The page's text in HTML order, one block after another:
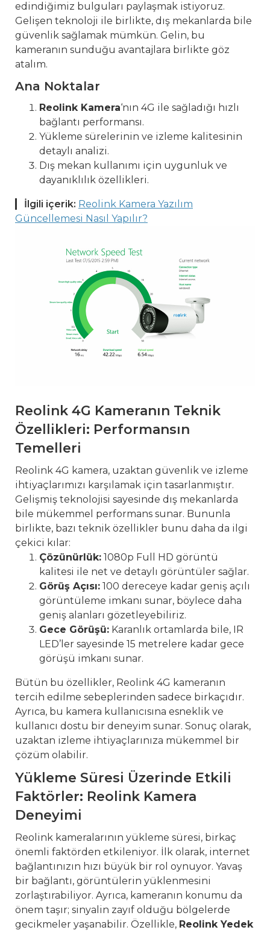
edindiğimiz bulguları paylaşmak istiyoruz.
Gelişen teknoloji ile birlikte, dış mekanlarda bile
güvenlik sağlamak mümkün. Gelin, bu
kameranın sunduğu avantajlara birlikte göz
atalım.
Ana Noktalar
Reolink Kamera‘nın 4G ile sağladığı hızlı
bağlantı performansı.
Yükleme sürelerinin ve izleme kalitesinin
detaylı analizi.
Dış mekan kullanımı için uygunluk ve
dayanıklılık özellikleri.
İlgili içerik: Reolink Kamera Yazılım
Güncellemesi Nasıl Yapılır?
Reolink 4G Kameranın Teknik
Özellikleri: Performansın
Temelleri
Reolink 4G kamera, uzaktan güvenlik ve izleme
ihtiyaçlarımızı karşılamak için tasarlanmıştır.
Gelişmiş teknolojisi sayesinde dış mekanlarda
bile mükemmel performans sunar. Bununla
birlikte, bazı teknik özellikler bunu daha da ilgi
çekici kılar:
Çözünürlük: 1080p Full HD görüntü
kalitesi ile net ve detaylı görüntüler sağlar.
Görüş Açısı: 100 dereceye kadar geniş açılı
görüntüleme imkanı sunar, böylece daha
geniş alanları gözetleyebiliriz.
Gece Görüşü: Karanlık ortamlarda bile, IR
LED’ler sayesinde 15 metrelere kadar gece
görüşü imkanı sunar.
Bütün bu özellikler, Reolink 4G kameranın
tercih edilme sebeplerinden sadece birkaçıdır.
Ayrıca, bu kamera kullanıcısına esneklik ve
kullanıcı dostu bir deneyim sunar. Sonuç olarak,
uzaktan izleme ihtiyaçlarınıza mükemmel bir
çözüm olabilir.
Yükleme Süresi Üzerinde Etkili
Faktörler: Reolink Kamera
Deneyimi
Reolink kameralarının yükleme süresi, birkaç
önemli faktörden etkileniyor. İlk olarak, internet
bağlantınızın hızı büyük bir rol oynuyor. Yavaş
bir bağlantı, görüntülerin yüklenmesini
zorlaştırabiliyor. Ayrıca, kameranın konumu da
önem taşır; sinyalin zayıf olduğu bölgelerde
gecikmeler yaşanabilir. Özellikle, Reolink Yedek